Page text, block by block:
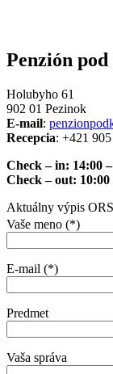
Penzión
Holubyho 61
902 01 Pezinok
E-mail:
Recepcia: +421
Check – in: 14:00
Check – out: 10:00
Aktuálny výpis
Vaše meno (*)
E-mail (*)
Predmet
Vaša správa